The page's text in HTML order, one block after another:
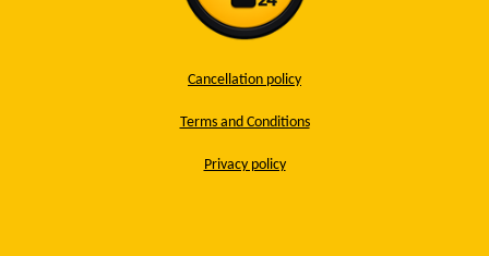
Cancellation policy
Terms and Conditions
Privacy policy